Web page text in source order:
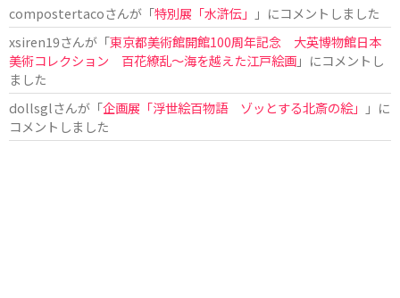
compostertacoさんが「特別展「水滸伝」
」にコメントしました
xsiren19さんが「東京都美術館開館100周年記念 大英博物館日本
美術コレクション 百花繚乱～海を越えた江戸絵画」にコメントし
ました
dollsglさんが「企画展「浮世絵百物語 ゾッとする北斎の絵」
」に
コメントしました